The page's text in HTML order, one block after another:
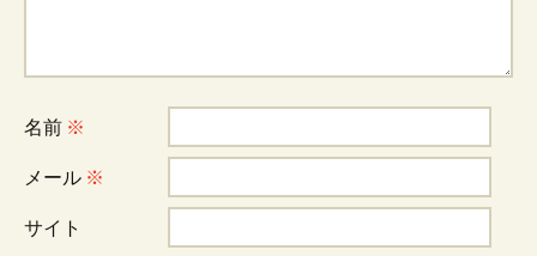
シ
ョ
名前 ※
メール ※
サイト